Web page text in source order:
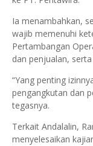
Ia menambahkan,
wajib memenuhi
Pertambangan
dan penjualan,
“Yang penting
pengangkutan dan
tegasnya.
Terkait Andalalin,
menyelesaikan